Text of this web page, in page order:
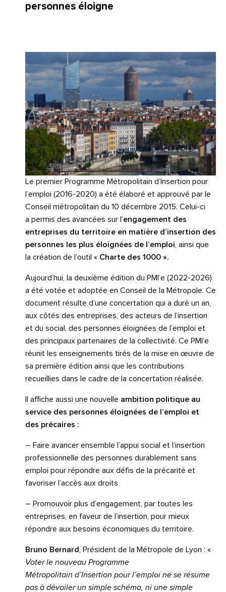
personnes éloigne
Le premier Programme Métropolitain d’Insertion pour
l’emploi (2016-2020) a été élaboré et approuvé par le
Conseil métropolitain du 10 décembre 2015. Celui-ci
a permis des avancées sur l’engagement des
entreprises du territoire en matière d’insertion des
personnes les plus éloignées de l’emploi , ainsi que
la création de l’outil « Charte des 1000 ».
Aujourd’hui la deuxième édition du PMI’e (2022-2026)
a été votée et adoptée en Conseil de la Métropole. Ce
document résulte d’une concertation qui a duré un an,
aux côtés des entreprises, des acteurs de l’insertion
et du social, des personnes éloignées de l’emploi et
des principaux partenaires de la collectivité. Ce PMI’e
réunit les enseignements tirés de la mise en œuvre de
sa première édition ainsi que les contributions
recueillies dans le cadre de la concertation réalisée.
Il affiche aussi une nouvelle ambition politique au
service des personnes éloignées de l’emploi et
des précaires :
– Faire avancer ensemble l’appui social et l’insertion
professionnelle des personnes durablement sans
emploi pour répondre aux défis de la précarité et
favoriser l’accès aux droits
– Promouvoir plus d’engagement, par toutes les
entreprises, en faveur de l’insertion, pour mieux
répondre aux besoins économiques du territoire.
Bruno Bernard , Président de la Métropole de Lyon : «
Voter le nouveau Programme
Métropolitain d’Insertion pour l’emploi ne se résume
pas à dévoiler un simple schéma, ni une simple